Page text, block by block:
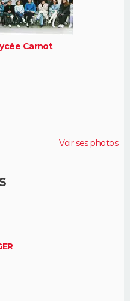
Carnot
Voir ses photos